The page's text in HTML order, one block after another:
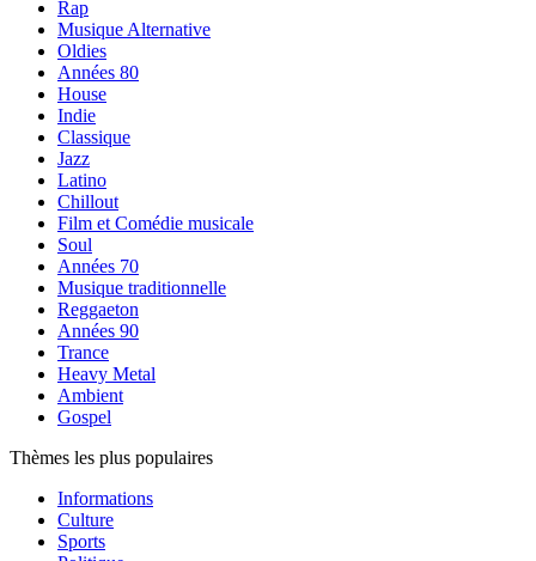
Rap
Musique Alternative
Oldies
Années 80
House
Indie
Classique
Jazz
Latino
Chillout
Film et Comédie musicale
Soul
Années 70
Musique traditionnelle
Reggaeton
Années 90
Trance
Heavy Metal
Ambient
Gospel
Thèmes les plus populaires
Informations
Culture
Sports